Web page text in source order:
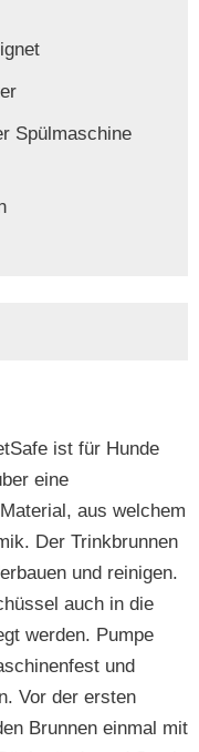
Spülmaschine
ist für Hunde
eine
aus welchem
Der Trinkbrunnen
und reinigen.
auch in die
werden. Pumpe
und
Vor der ersten
Brunnen einmal mit